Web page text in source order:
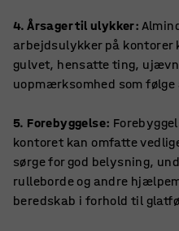
4. Årsager til ulykker:
arbejdsulykker på
gulvet, hensatte ting,
uopmærksomhed som
5. Forebyggelse:
kontoret kan omfatte
sørge for god belysning,
rulleborde og andre
beredskab i forhold til